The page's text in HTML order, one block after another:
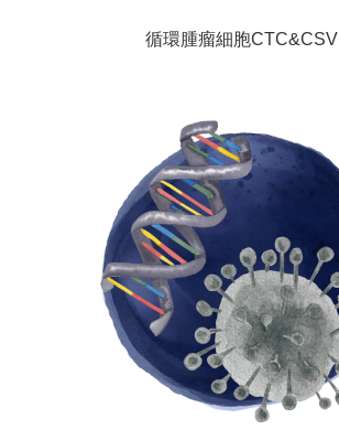
循環腫瘤細胞CTC&CSV